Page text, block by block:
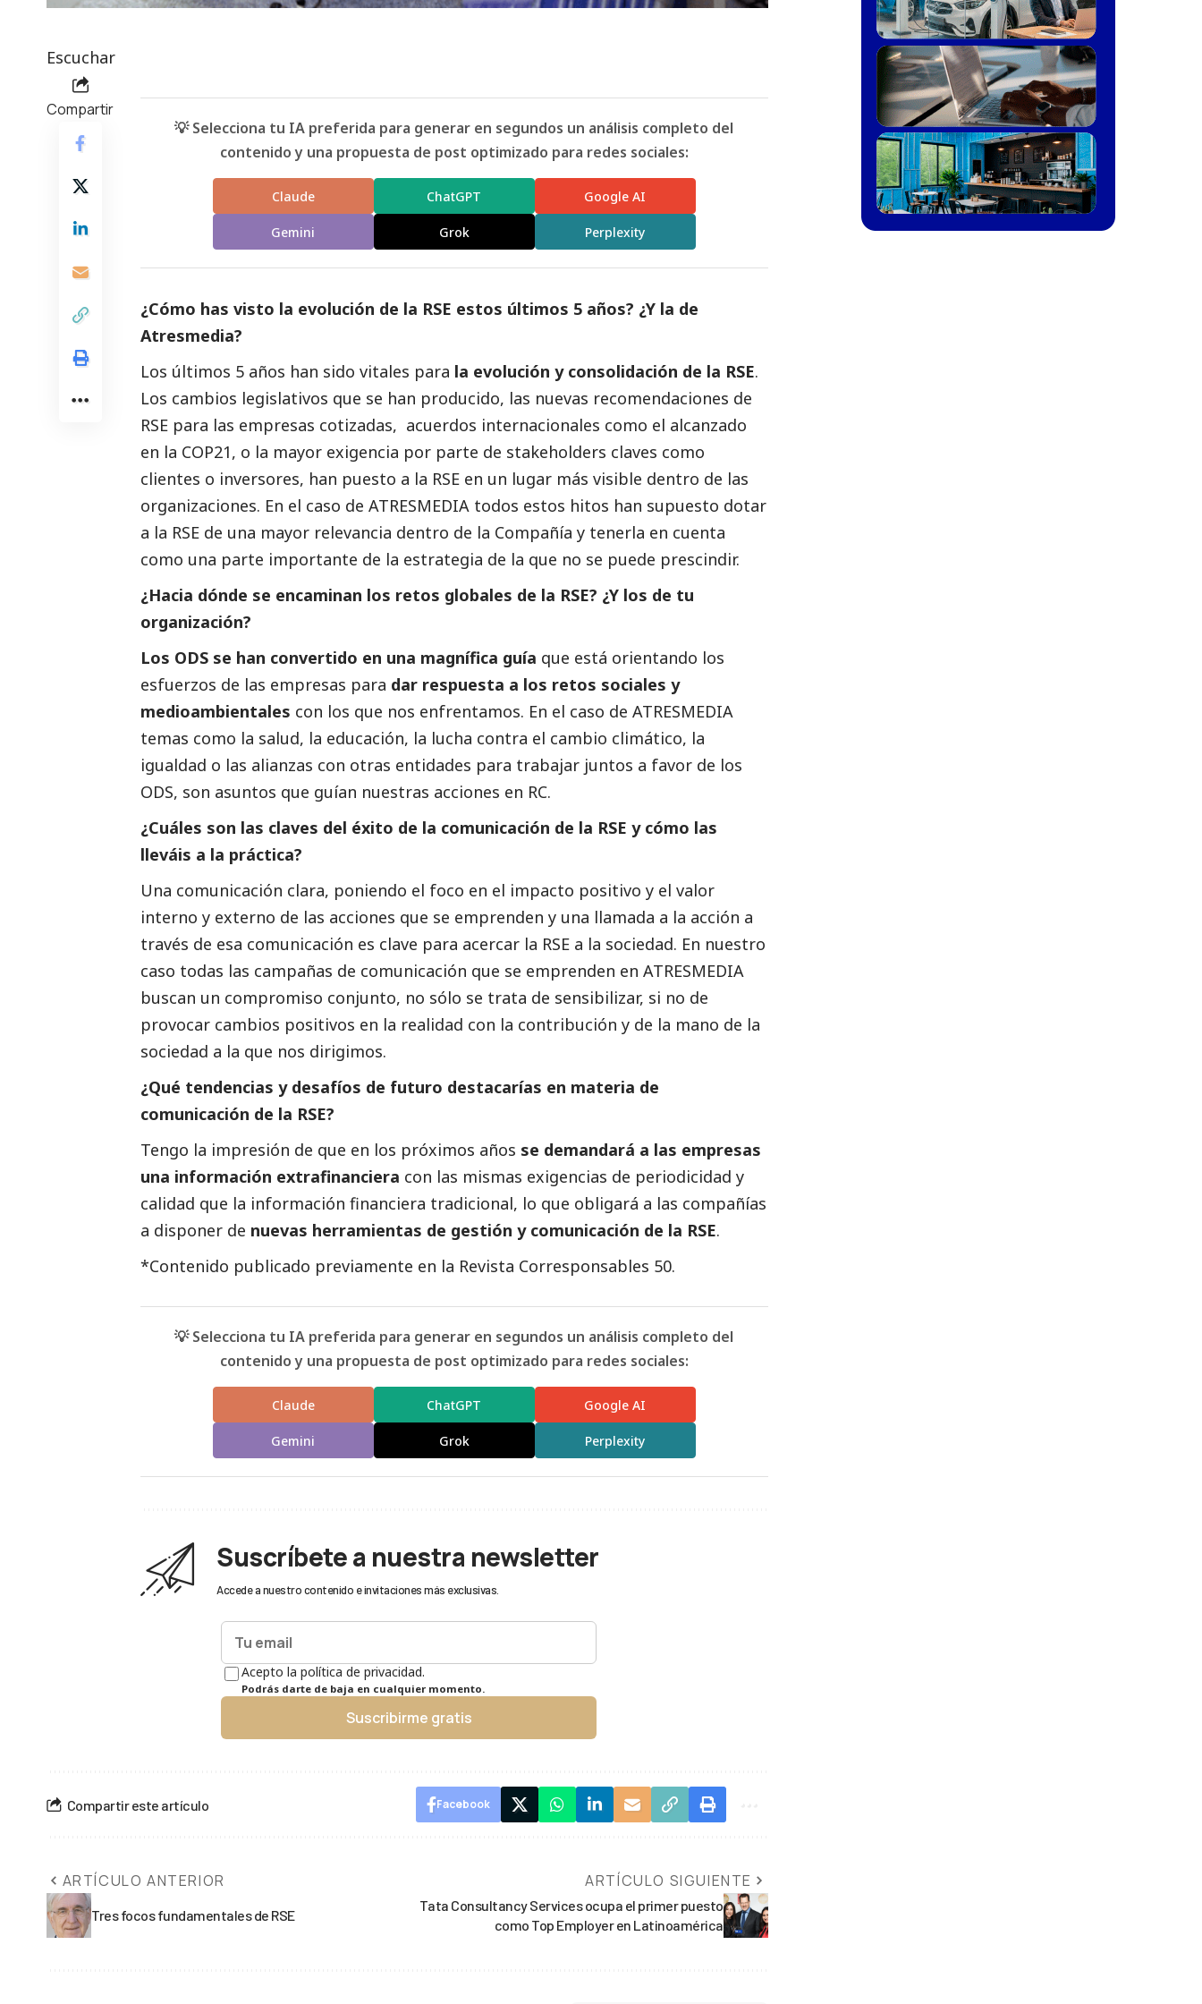
Escuchar
Compartir
💡 Selecciona tu IA preferida para generar en segundos un análisis completo del
contenido y una propuesta de post optimizado para redes sociales:
Claude ChatGPT Google AI
Gemini Grok Perplexity
¿Cómo has visto la evolución de la RSE estos últimos 5 años? ¿Y la de
Atresmedia?
Los últimos 5 años han sido vitales para la evolución y consolidación de la RSE.
Los cambios legislativos que se han producido, las nuevas recomendaciones de
RSE para las empresas cotizadas, acuerdos internacionales como el alcanzado
en la COP21, o la mayor exigencia por parte de stakeholders claves como
clientes o inversores, han puesto a la RSE en un lugar más visible dentro de las
organizaciones. En el caso de ATRESMEDIA todos estos hitos han supuesto dotar
a la RSE de una mayor relevancia dentro de la Compañía y tenerla en cuenta
como una parte importante de la estrategia de la que no se puede prescindir.
¿Hacia dónde se encaminan los retos globales de la RSE? ¿Y los de tu
organización?
Los ODS se han convertido en una magnífica guía que está orientando los
esfuerzos de las empresas para dar respuesta a los retos sociales y
medioambientales con los que nos enfrentamos. En el caso de ATRESMEDIA
temas como la salud, la educación, la lucha contra el cambio climático, la
igualdad o las alianzas con otras entidades para trabajar juntos a favor de los
ODS, son asuntos que guían nuestras acciones en RC.
¿Cuáles son las claves del éxito de la comunicación de la RSE y cómo las
lleváis a la práctica?
Una comunicación clara, poniendo el foco en el impacto positivo y el valor
interno y externo de las acciones que se emprenden y una llamada a la acción a
través de esa comunicación es clave para acercar la RSE a la sociedad. En nuestro
caso todas las campañas de comunicación que se emprenden en ATRESMEDIA
buscan un compromiso conjunto, no sólo se trata de sensibilizar, si no de
provocar cambios positivos en la realidad con la contribución y de la mano de la
sociedad a la que nos dirigimos.
¿Qué tendencias y desafíos de futuro destacarías en materia de
comunicación de la RSE?
Tengo la impresión de que en los próximos años se demandará a las empresas
una información extrafinanciera con las mismas exigencias de periodicidad y
calidad que la información financiera tradicional, lo que obligará a las compañías
a disponer de nuevas herramientas de gestión y comunicación de la RSE.
*Contenido publicado previamente en la Revista Corresponsables 50.
💡 Selecciona tu IA preferida para generar en segundos un análisis completo del
contenido y una propuesta de post optimizado para redes sociales:
Claude ChatGPT Google AI
Gemini Grok Perplexity
Suscríbete a nuestra newsletter
Accede a nuestro contenido e invitaciones más exclusivas.
Acepto la política de privacidad.
Podrás darte de baja en cualquier momento.
Suscribirme gratis
Compartir este artículo Facebook
ARTÍCULO ANTERIOR
Tres focos fundamentales de RSE
ARTÍCULO SIGUIENTE
Tata Consultancy Services ocupa el primer puesto
como Top Employer en Latinoamérica